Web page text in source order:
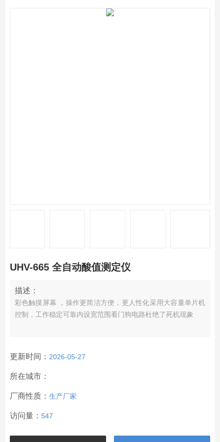
UHV-665 全自动酸值测定仪
描述：
彩色触摸屏幕 ，操作更简洁方便，更人性化采用大容量单片机
控制，工作稳定可靠内设宽范围看门狗电路杜绝了死机现象
更新时间： 2026-05-27
所在城市：
厂商性质： 生产厂家
访问量： 547